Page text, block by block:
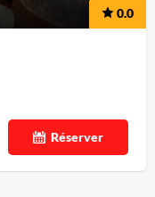
0.0
Réserver